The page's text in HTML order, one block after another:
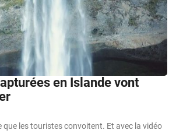
en Islande vont
que les touristes convoitent. Et avec la vidéo